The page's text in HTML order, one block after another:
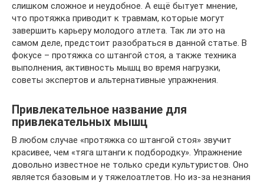
слишком сложное и неудобное. А ещё бытует мнение,
что протяжка приводит к травмам, которые могут
завершить карьеру молодого атлета. Так ли это на
самом деле, предстоит разобраться в данной статье. В
фокусе – протяжка со штангой стоя, а также техника
выполнения, активность мышц во время нагрузки,
советы экспертов и альтернативные упражнения.
Привлекательное название для
привлекательных мышц
В любом случае «протяжка со штангой стоя» звучит
красивее, чем «тяга штанги к подбородку». Упражнение
довольно известное не только среди культуристов. Оно
является базовым и у тяжелоатлетов. Но из-за незнания